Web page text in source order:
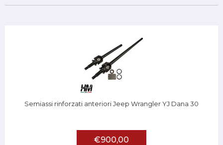
Semiassi rinforzati anteriori Jeep Wrangler YJ Dana 30
€900,00